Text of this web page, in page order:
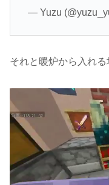
— Yuzu
それと暖炉から入れ